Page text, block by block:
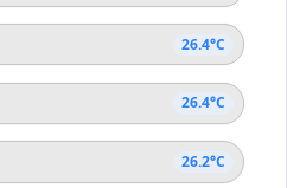
26.4°C
26.4°C
26.2°C